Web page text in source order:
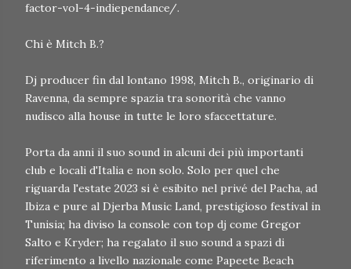
factor-vol-4-indiependance/.
Chi è Mitch B.?
Dj producer fin dal lontano 1998, Mitch B., originario di
Ravenna, da sempre spazia tra sonorità che vanno
nudisco alla house in tutte le loro sfaccettature.
Porta da anni il suo sound in alcuni dei più importanti
club e locali d'Italia e non solo. Solo per quel che
riguarda l'estate 2023 si è esibito nel privé del Pacha, ad
Ibiza e pure al Djerba Music Land, prestigioso festival in
Tunisia; ha diviso la console con top dj come Gregor
Salto e Kryder; ha regalato il suo sound a spazi di
riferimento a livello nazionale come Papeete Beach